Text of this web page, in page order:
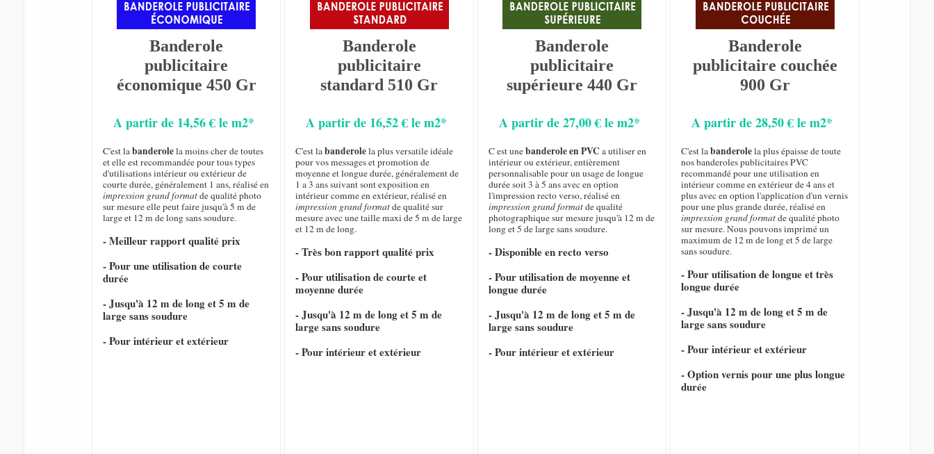
Banderole
publicitaire
économique 450 Gr
A partir de 14,56 € le m2*
C'est labanderolela moins cher de toutes
et elle est recommandée pour tous types
d'utilisations intérieur ou extérieur de
courte durée, généralement 1 ans, réalisé en
impression grand formatde qualité photo
sur mesure elle peut faire jusqu'à 5 m de
large et 12 m de long sans soudure.
- Meilleur rapport qualité prix
- Pour une utilisation de courte
durée
- Jusqu'à 12 m de long et 5 m de
large sans soudure
- Pour intérieur et extérieur
Banderole
publicitaire
standard 510 Gr
A partir de 16,52 € le m2*
C'est labanderolela plus versatile idéale
pour vos messages et promotion de
moyenne et longue durée, généralement de
1 a 3 ans suivant sont exposition en
intérieur comme en extérieur, réalisé en
impression grand formatde qualité sur
mesure avec une taille maxi de 5 m de large
et 12 m de long.
- Très bon rapport qualité prix
- Pour utilisation de courte et
moyenne durée
- Jusqu'à 12 m de long et 5 m de
large sans soudure
- Pour intérieur et extérieur
Banderole
publicitaire
supérieure 440 Gr
A partir de 27,00 € le m2*
C est unebanderole en PVC a utiliser en
intérieur ou extérieur, entièrement
personnalisable pour un usage de longue
durée soit 3 à 5 ans avec en option
l'impression recto verso, réalisé en
impression grand formatde qualité
photographique sur mesure jusqu'à 12 m de
long et 5 de large sans soudure.
- Disponible en recto verso
- Pour utilisation de moyenne et
longue durée
- Jusqu'à 12 m de long et 5 m de
large sans soudure
- Pour intérieur et extérieur
Banderole
publicitaire couchée
900 Gr
A partir de 28,50 € le m2*
C'est labanderolela plus épaisse de toute
nos banderoles publicitaires PVC
recommandé pour une utilisation en
intérieur comme en extérieur de 4 ans et
plus avec en option l'application d'un vernis
pour une plus grande durée, réalisé en
impression grand formatde qualité photo
sur mesure. Nous pouvons imprimé un
maximum de 12 m de long et 5 de large
sans soudure.
- Pour utilisation de longue et très
longue durée
- Jusqu'à 12 m de long et 5 m de
large sans soudure
- Pour intérieur et extérieur
- Option vernis pour une plus longue
durée